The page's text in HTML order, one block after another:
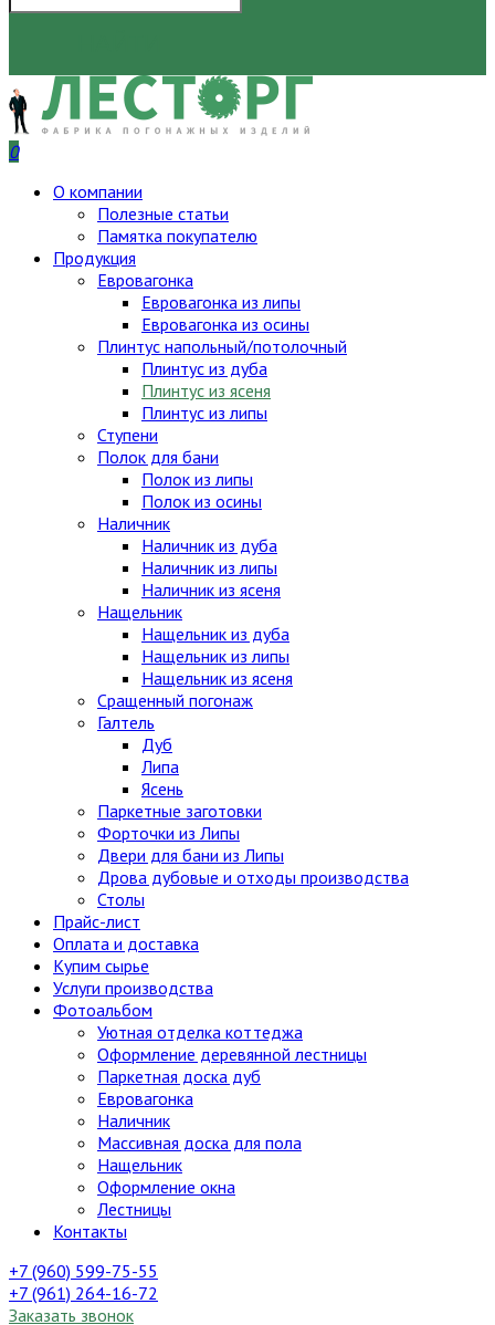
0
О компании
Полезные статьи
Памятка покупателю
Продукция
Евровагонка
Евровагонка из липы
Евровагонка из осины
Плинтус напольный/потолочный
Плинтус из дуба
Плинтус из ясеня
Плинтус из липы
Ступени
Полок для бани
Полок из липы
Полок из осины
Наличник
Наличник из дуба
Наличник из липы
Наличник из ясеня
Нащельник
Нащельник из дуба
Нащельник из липы
Нащельник из ясеня
Сращенный погонаж
Галтель
Дуб
Липа
Ясень
Паркетные заготовки
Форточки из Липы
Двери для бани из Липы
Дрова дубовые и отходы производства
Столы
Прайс-лист
Оплата и доставка
Купим сырье
Услуги производства
Фотоальбом
Уютная отделка коттеджа
Оформление деревянной лестницы
Паркетная доска дуб
Евровагонка
Наличник
Массивная доска для пола
Нащельник
Оформление окна
Лестницы
Контакты
+7 (960) 599-75-55
+7 (961) 264-16-72
Заказать звонок